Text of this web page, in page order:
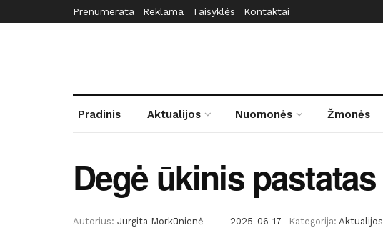
Prenumerata Reklama Taisyklės Kontaktai
Pradinis Aktualijos Nuomonės Žmonės
Degė ūkinis pastatas
Autorius: Jurgita Morkūnienė 2025-06-17 Kategorija: Aktualijos